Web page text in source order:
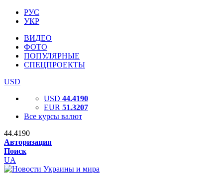
РУС
УКР
ВИДЕО
ФОТО
ПОПУЛЯРНЫЕ
СПЕЦПРОЕКТЫ
USD
USD 44.4190
EUR 51.3207
Все курсы валют
44.4190
Авторизация
Поиск
UA